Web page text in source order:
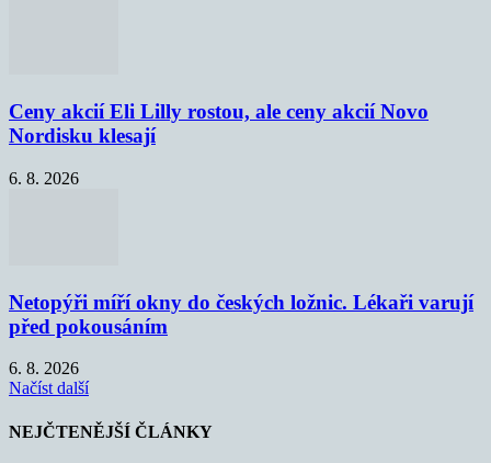
Ceny akcií Eli Lilly rostou, ale ceny akcií Novo
Nordisku klesají
6. 8. 2026
Netopýři míří okny do českých ložnic. Lékaři varují
před pokousáním
6. 8. 2026
Načíst další
NEJČTENĚJŠÍ ČLÁNKY